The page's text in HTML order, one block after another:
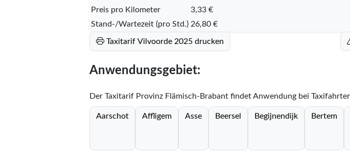
Preis pro Kilometer
3,33 €
Stand-/Wartezeit (pro Std.) 26,80 €
Taxitarif Vilvoorde 2025 drucken
Anwendungsgebiet:
Der Taxitarif Provinz Flämisch-Brabant findet Anwendung bei
Aarschot Affligem Asse Beersel Begijnendijk Bertem